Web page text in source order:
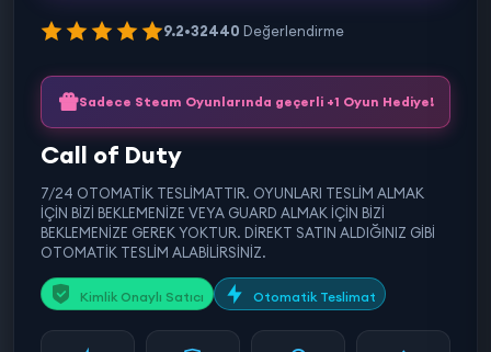
9.2•32440 Değerlendirme
Sadece Steam Oyunlarında geçerli +1 Oyun Hediye!
Call of Duty
7/24 OTOMATİK TESLİMATTIR. OYUNLARI TESLİM ALMAK
İÇİN BİZİ BEKLEMENİZE VEYA GUARD ALMAK İÇİN BİZİ
BEKLEMENİZE GEREK YOKTUR. DİREKT SATIN ALDIĞINIZ GİBİ
OTOMATİK TESLİM ALABİLİRSİNİZ.
Kimlik Onaylı Satıcı Otomatik Teslimat